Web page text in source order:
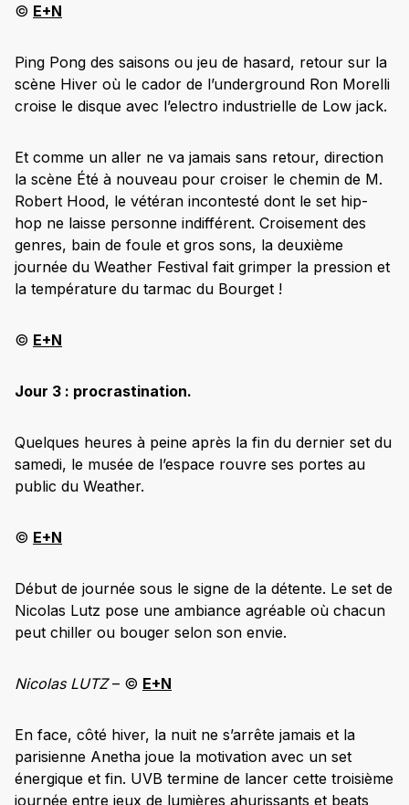
© E+N
Ping Pong des saisons ou jeu de hasard, retour sur la
scène Hiver où le cador de l’underground Ron Morelli
croise le disque avec l’electro industrielle de Low jack.
Et comme un aller ne va jamais sans retour, direction
la scène Été à nouveau pour croiser le chemin de M.
Robert Hood, le vétéran incontesté dont le set hip-
hop ne laisse personne indifférent. Croisement des
genres, bain de foule et gros sons, la deuxième
journée du Weather Festival fait grimper la pression et
la température du tarmac du Bourget !
© E+N
Jour 3 : procrastination.
Quelques heures à peine après la fin du dernier set du
samedi, le musée de l’espace rouvre ses portes au
public du Weather.
© E+N
Début de journée sous le signe de la détente. Le set de
Nicolas Lutz pose une ambiance agréable où chacun
peut chiller ou bouger selon son envie.
Nicolas LUTZ– © E+N
En face, côté hiver, la nuit ne s’arrête jamais et la
parisienne Anetha joue la motivation avec un set
énergique et fin. UVB termine de lancer cette troisième
journée entre jeux de lumières ahurissants et beats